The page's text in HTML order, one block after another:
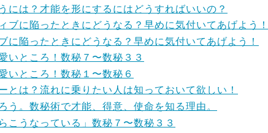
には？才能を形にするにはどうすればいいの？
に陥ったときにどうなる？早めに気付いてあげよう！
陥ったときにどうなる？早めに気付いてあげよう！
いところ！数秘７〜数秘３３
いところ！数秘１〜数秘６
とは？流れに乗りたい人は知っておいて欲しい！
う。数秘術で才能、得意、使命を知る理由。
うなっている」数秘７〜数秘３３